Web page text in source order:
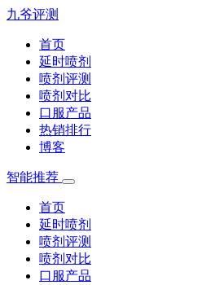
九爷评测
首页
延时喷剂
喷剂评测
喷剂对比
口服产品
热销排行
博客
智能推荐
首页
延时喷剂
喷剂评测
喷剂对比
口服产品